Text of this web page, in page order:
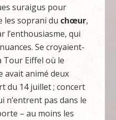
suraigus pour
les soprani du chœur,
l’enthousiasme, qui
Se croyaient-
Tour Eiffel où le
avait animé deux
du 14 juillet ; concert
n’entrent pas dans le
– au moins les